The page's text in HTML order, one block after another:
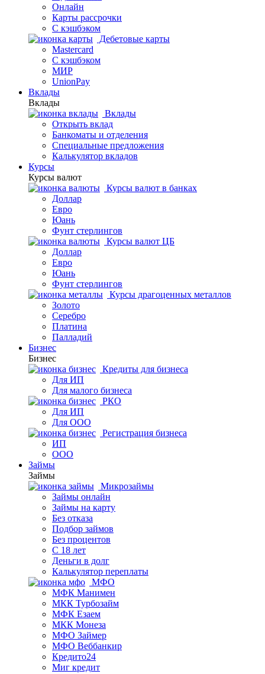
Онлайн
Карты рассрочки
С кэшбэком
Дебетовые карты
Mastercard
С кэшбэком
МИР
UnionPay
Вклады
Вклады
Вклады
Открыть вклад
Банкоматы и отделения
Специальные предложения
Калькулятор вкладов
Курсы
Курсы валют
Курсы валют в банках
Доллар
Евро
Юань
Фунт стерлингов
Курсы валют ЦБ
Доллар
Евро
Юань
Фунт стерлингов
Курсы драгоценных металлов
Золото
Серебро
Платина
Палладий
Бизнес
Бизнес
Кредиты для бизнеса
Для ИП
Для малого бизнеса
РКО
Для ИП
Для ООО
Регистрация бизнеса
ИП
ООО
Займы
Займы
Микрозаймы
Займы онлайн
Займы на карту
Без отказа
Подбор займов
Без процентов
С 18 лет
Деньги в долг
Калькулятор переплаты
МФО
МФК Манимен
МКК Турбозайм
МФК Езаем
МКК Монеза
МФО Займер
МФО Веббанкир
Кредито24
Миг кредит